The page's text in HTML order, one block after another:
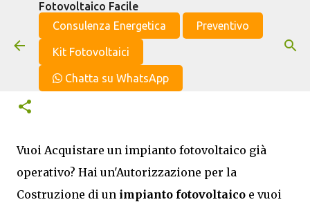
Passa ai contenuti principali
Fotovoltaico Facile
Consulenza Energetica
Preventivo
Kit Fotovoltaici
Chatta su WhatsApp
Il mercato online del fotovoltaico
Vuoi Acquistare un impianto fotovoltaico già
operativo? Hai un'Autorizzazione per la
Costruzione di un impianto fotovoltaico e vuoi